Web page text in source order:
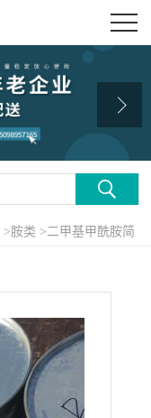
>胺类 >二甲基甲酰胺简